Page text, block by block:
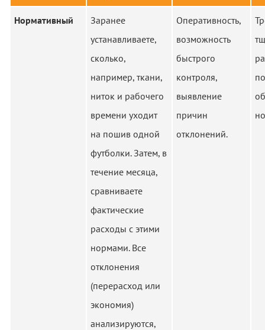
Нормативный
Заранее
устанавливаете,
сколько,
например, ткани,
ниток и рабочего
времени уходит
на пошив одной
футболки. Затем, в
течение месяца,
сравниваете
фактические
расходы с этими
нормами. Все
отклонения
(перерасход или
экономия)
анализируются,
Оперативность,
возможность
быстрого
контроля,
выявление
причин
отклонений.